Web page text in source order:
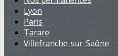
Lyon
Paris
Tarare
Villefranche-sur-Saône